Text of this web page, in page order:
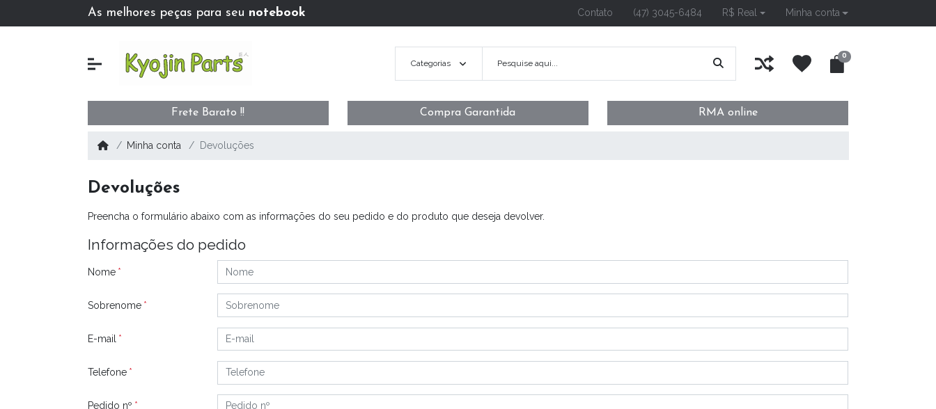
As melhores peças para seu notebook Contato (47) 3045-6484 R$ Real Minha conta
Categorias
0
Frete Barato !! Compra Garantida RMA online
Minha conta Devoluções
Devoluções
Preencha o formulário abaixo com as informações do seu pedido e do produto que deseja devolver.
Informações do pedido
Nome
Sobrenome
E-mail
Telefone
Pedido nº